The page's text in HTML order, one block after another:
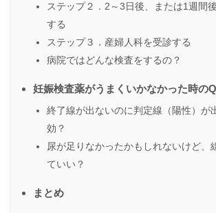
ステップ２．2～3日後、または1週間
する
ステップ３．産婦人科を受診する
病院ではどんな検査をするの？
妊娠検査薬がうまくいかなかった時の
終了線が出ないのに判定線（陽性）が
効？
尿が足りなかったかもしれないけど、
ていい？
まとめ